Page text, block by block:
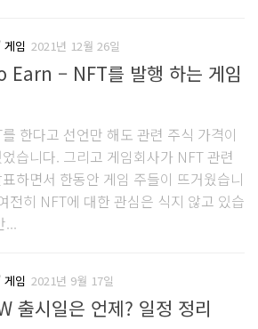
게임 2021년 12월 26일
Earn – NFT를 발행 하는 게임
한다고 선언만 해도 관련 주식 가격이
습니다. 그리고 게임회사가 NFT 관련
하면서 한동안 게임 주들이 뜨거웠습니
전히 NFT에 대한 관심은 식지 않고 있습
...
게임 2021년 9월 17일
출시일은 언제? 일정 정리